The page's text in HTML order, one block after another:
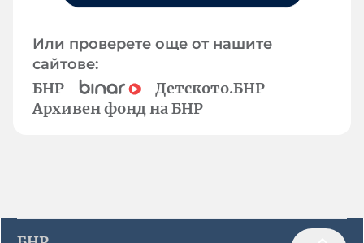
Или проверете още от нашите
сайтове:
БНР
Детското.БНР
Архивен фонд на БНР